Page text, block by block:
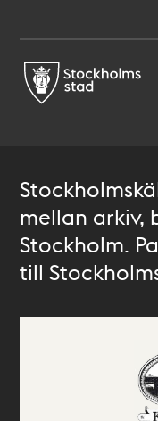
mellan arkiv,
Stockholm.
till